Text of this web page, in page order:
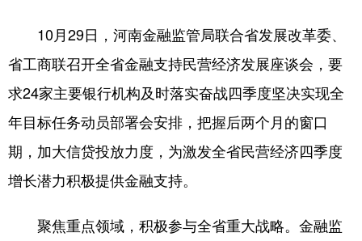
上海 江苏 浙江
安徽 福建 江西
山东 河南 湖北
湖南 广东
海南 重庆 四川
10月29日，河南金融监管局联合省发展改革委、
省工商联召开全省金融支持民营经济发展座谈会，要
求24家主要银行机构及时落实奋战四季度坚决实现全
年目标任务动员部署会安排，把握后两个月的窗口
期，加大信贷投放力度，为激发全省民营经济四季度
增长潜力积极提供金融支持。
聚焦重点领域，积极参与全省重大战略。金融监